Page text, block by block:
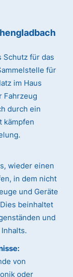
Schutz für das
für
im Haus
Fahrzeug
durch ein
kämpfen
wieder einen
in dem nicht
und Geräte
beinhaltet
und
von
oder